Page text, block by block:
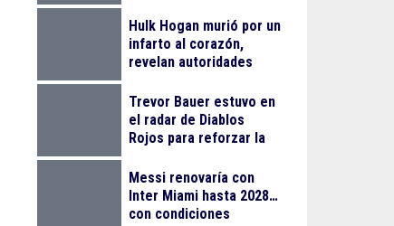
Hulk Hogan murió por un
infarto al corazón,
revelan autoridades
Trevor Bauer estuvo en
el radar de Diablos
Rojos para reforzar la
Messi renovaría con
Inter Miami hasta 2028…
con condiciones